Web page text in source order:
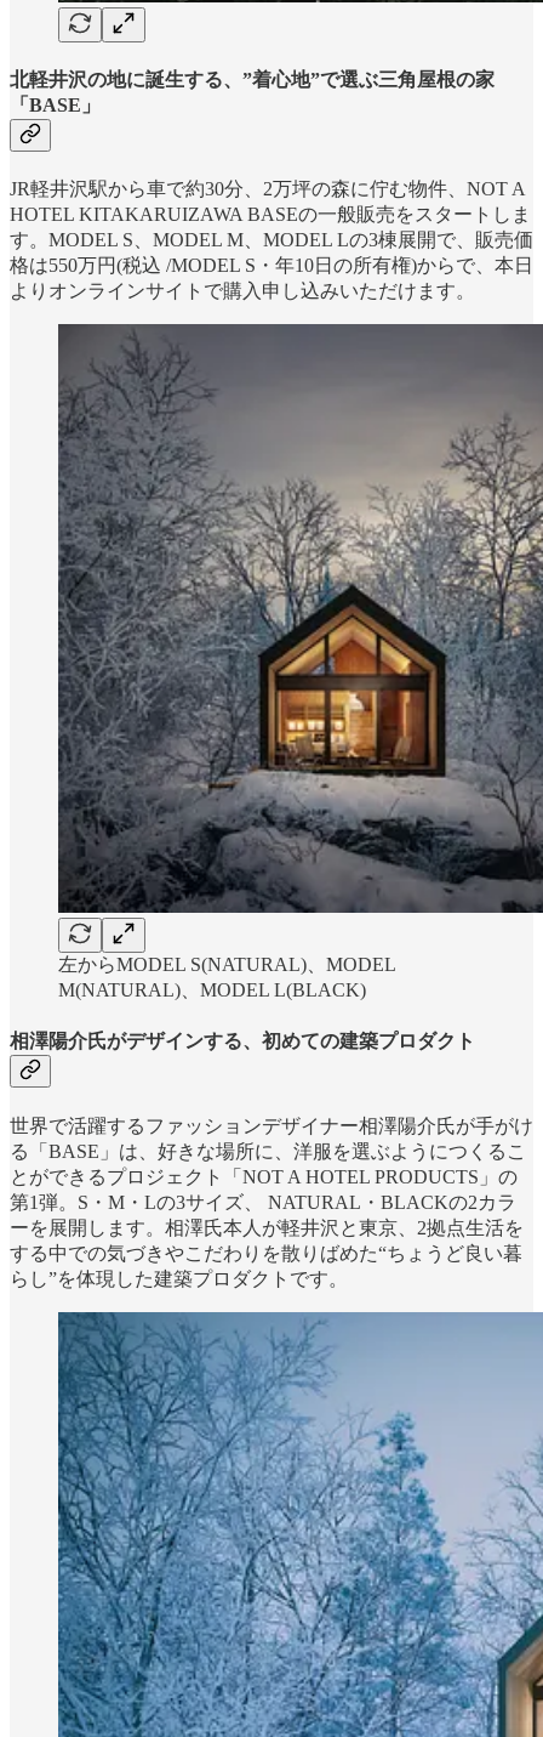
北軽井沢の地に誕生する、”着心地”で選ぶ三角屋根の家
「BASE」
JR軽井沢駅から車で約30分、2万坪の森に佇む物件、NOT A
HOTEL KITAKARUIZAWA BASEの一般販売をスタートしま
す。MODEL S、MODEL M、MODEL Lの3棟展開で、販売価
格は550万円(税込 /MODEL S・年10日の所有権)からで、本日
よりオンラインサイトで購入申し込みいただけます。
左からMODEL S(NATURAL)、MODEL
M(NATURAL)、MODEL L(BLACK)
相澤陽介氏がデザインする、初めての建築プロダクト
世界で活躍するファッションデザイナー相澤陽介氏が手がけ
る「BASE」は、好きな場所に、洋服を選ぶようにつくるこ
とができるプロジェクト「NOT A HOTEL PRODUCTS」の
第1弾。S・M・Lの3サイズ、 NATURAL・BLACKの2カラ
ーを展開します。相澤氏本人が軽井沢と東京、2拠点生活を
する中での気づきやこだわりを散りばめた“ちょうど良い暮
らし”を体現した建築プロダクトです。